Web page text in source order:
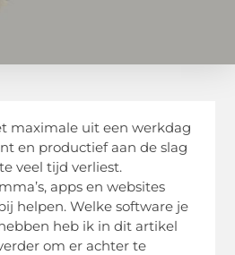
maximale uit een werkdag
en productief aan de slag
veel tijd verliest.
apps en websites
helpen. Welke software je
heb ik in dit artikel
om er achter te